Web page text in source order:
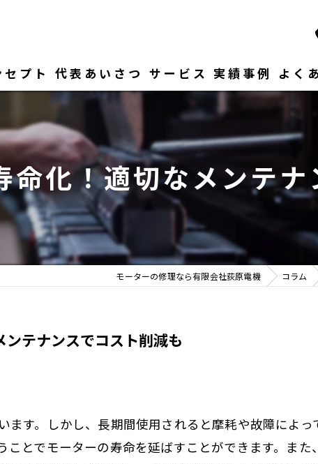
セプト 代表あいさつ サービス 実績事例 よく
命化！適切なメンテ
モーターの修理なら有限会社荻原電機 コラム
テナンスでコスト削減も
ます。しかし、長期間使用されると摩耗や故障によ
ことでモーターの寿命を延ばすことができます。ま